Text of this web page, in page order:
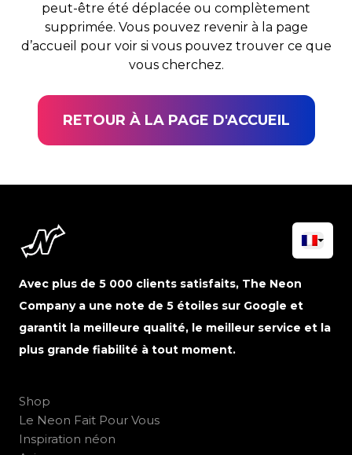
peut-être été déplacée ou complètement
supprimée. Vous pouvez revenir à la page
d’accueil pour voir si vous pouvez trouver ce que
vous cherchez.
RETOUR À LA PAGE D'ACCUEIL
Avec plus de 5 000 clients satisfaits, The Neon
Company a une note de 5 étoiles sur Google et
garantit la meilleure qualité, le meilleur service et la
plus grande fiabilité à tout moment.
Shop
Le Neon Fait Pour Vous
Inspiration néon